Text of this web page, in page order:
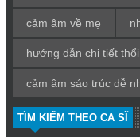
cảm âm về mẹ
hướng dẫn chi tiết
cảm âm sáo trúc dễ
TÌM KIẾM THEO CA SĨ